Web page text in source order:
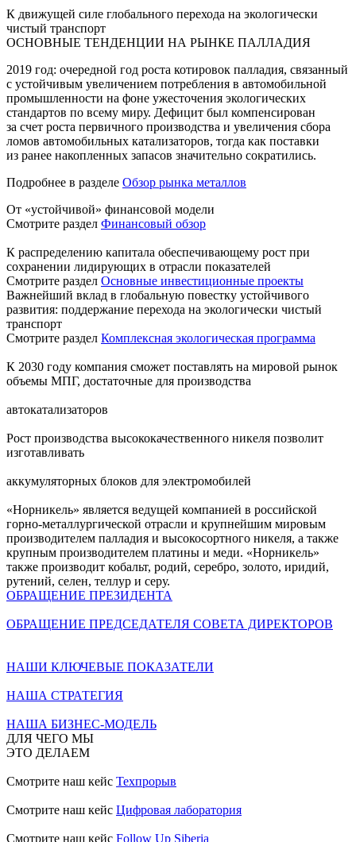
К движущей силе глобального перехода на экологически
чистый транспорт
ОСНОВНЫЕ ТЕНДЕНЦИИ НА РЫНКЕ ПАЛЛАДИЯ
2019 год: очередной год роста котировок палладия, связанный
с устойчивым увеличением потребления в автомобильной
промышленности на фоне ужесточения экологических
стандартов по всему миру. Дефицит был компенсирован
за счет роста первичного производства и увеличения сбора
ломов автомобильных катализаторов, тогда как поставки
из ранее накопленных запасов значительно сократились.
Подробнее в разделе Обзор рынка металлов
От «устойчивой» финансовой модели
Смотрите раздел Финансовый обзор
К распределению капитала обеспечивающему рост при
сохранении лидирующих в отрасли показателей
Смотрите раздел Основные инвестиционные проекты
Важнейший вклад в глобальную повестку устойчивого
развития: поддержание перехода на экологически чистый
транспорт
Смотрите раздел Комплексная экологическая программа
К 2030 году компания сможет поставлять на мировой рынок
объемы МПГ, достаточные для производства
автокатализаторов
Рост производства высококачественного никеля позволит
изготавливать
аккумуляторных блоков для электромобилей
«Норникель» является ведущей компанией в российской
горно-металлургической отрасли и крупнейшим мировым
производителем палладия и высокосортного никеля, а также
крупным производителем платины и меди. «Норникель»
также производит кобальт, родий, серебро, золото, иридий,
рутений, селен, теллур и серу.
ОБРАЩЕНИЕ ПРЕЗИДЕНТА
ОБРАЩЕНИЕ ПРЕДСЕДАТЕЛЯ СОВЕТА ДИРЕКТОРОВ
НАШИ КЛЮЧЕВЫЕ ПОКАЗАТЕЛИ
НАША СТРАТЕГИЯ
НАША БИЗНЕС-МОДЕЛЬ
ДЛЯ ЧЕГО МЫ
ЭТО ДЕЛАЕМ
Смотрите наш кейс Техпрорыв
Смотрите наш кейс Цифровая лаборатория
Смотрите наш кейс Follow Up Siberia